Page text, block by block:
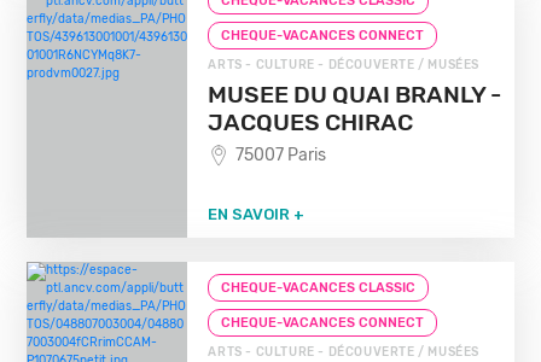
CHEQUE-VACANCES CONNECT
ARTS - CULTURE - DÉCOUVERTE / MUSÉES
MUSEE DU QUAI BRANLY -
JACQUES CHIRAC
75007 Paris
EN SAVOIR +
CHEQUE-VACANCES CLASSIC
CHEQUE-VACANCES CONNECT
ARTS - CULTURE - DÉCOUVERTE / MUSÉES